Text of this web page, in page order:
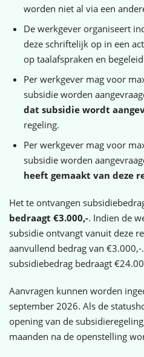
worden niet al via een
De werkgever organiseert
deze schriftelijk op in een
op taalafspraken en
Per werkgever mag voor
subsidie worden
dat subsidie wordt
regeling.
Per werkgever mag voor
subsidie worden
heeft gemaakt van deze
Het te ontvangen
bedraagt €3.000,-. Indien de
subsidie ontvangt vanuit deze
aanvullend bedrag van
subsidiebedrag bedraagt
Aanvragen kunnen worden
september 2026. Als de
opening van de
maanden na de openstelling